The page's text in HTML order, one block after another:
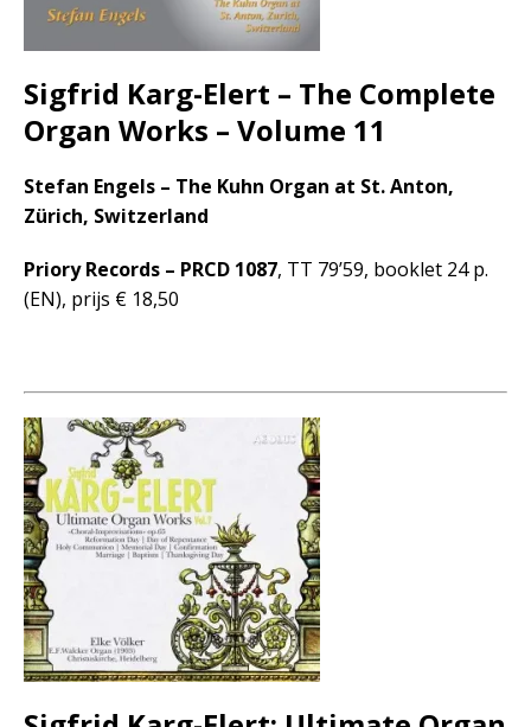
Sigfrid Karg-Elert – The Complete
Organ Works – Volume 11
Stefan Engels – The Kuhn Organ at St. Anton,
Zürich, Switzerland
Priory Records – PRCD 1087, TT 79’59, booklet 24 p.
(EN), prijs € 18,50